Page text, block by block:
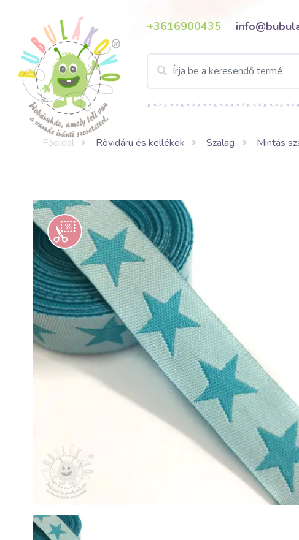
+3616900435
Főoldal Rövidáru és kellékek Szalag Mintás